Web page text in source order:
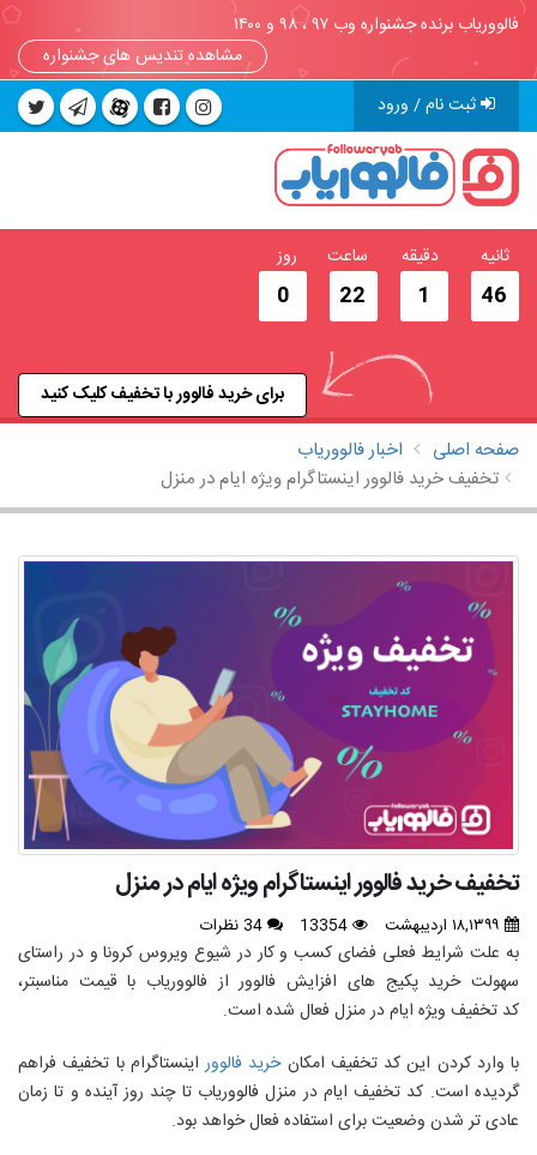
فالووریاب برنده جشنواره وب ۹۷ ، ۹۸ و ۱۴۰۰
مشاهده تندیس های جشنواره
ثبت نام / ورود
46
ثانیه
1
دقیقه
22
ساعت
0
روز
برای خرید فالوور با تخفیف کلیک کنید
صفحه اصلی
اخبار فالووریاب
تخفیف خرید فالوور اینستاگرام ویژه ایام در منزل
تخفیف خرید فالوور اینستاگرام ویژه ایام در منزل
به علت شرایط فعلی فضای کسب و کار در شیوع ویروس کرونا و در راستای
سهولت خرید پکیج های افزایش فالوور از فالووریاب با قیمت مناسبتر،
کد تخفیف ویژه ایام در منزل فعال شده است.
با وارد کردن این کد تخفیف امکانخرید فالووراینستاگرام با تخفیف فراهم
گردیده است. کد تخفیف ایام در منزل فالووریاب تا چند روز آینده و تا زمان
عادی تر شدن وضعیت برای استفاده فعال خواهد بود.